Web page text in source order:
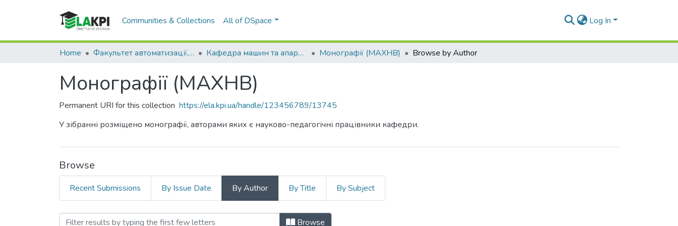
Communities & Collections All of DSpace Log In
Home Факультет автоматизації, промислової інженерії та екології (ФАПІЕ) Кафедра машин та апаратів хімічних і нафтопереробних виробництв (МАХНВ) Монографії (МАХНВ) Browse by Author
Монографії (МАХНВ)
Permanent URI for this collection https://ela.kpi.ua/handle/123456789/13745
У зібранні розміщено монографії, авторами яких є науково-педагогічні працівники кафедри.
Browse
Recent Submissions By Issue Date By Author By Title By Subject
Browsing Монографії (МАХНВ) by Author
Browse